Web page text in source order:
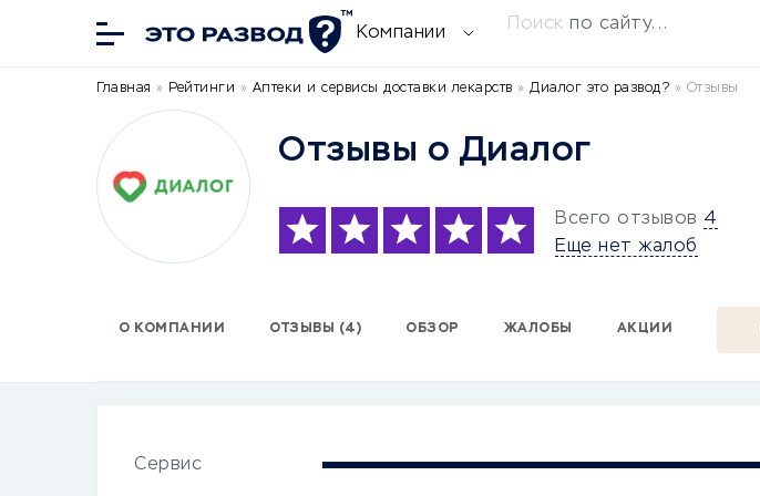
Компании Поиск по сайту...
Главная » Рейтинги » Аптеки и сервисы доставки лекарств » Диалог это развод? » Отзывы
Отзывы о Диалог
Всего отзывов 4
Еще нет жалоб
О КОМПАНИИ ОТЗЫВЫ (4) ОБЗОР ЖАЛОБЫ АКЦИИ
Сервис